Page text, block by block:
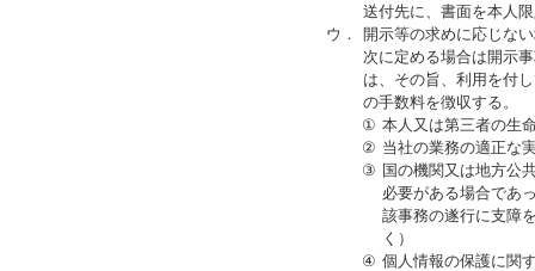
送付先に、書面を本人
ウ．
開示等の求めに応じな
次に定める場合は開示
は、その旨、利用を付
の手数料を徴収する。
① 本人又は第三者の生
② 当社の業務の適正な
③ 国の機関又は地方公
必要がある場合であ
該事務の遂行に支障
く）
④ 個人情報の保護に関